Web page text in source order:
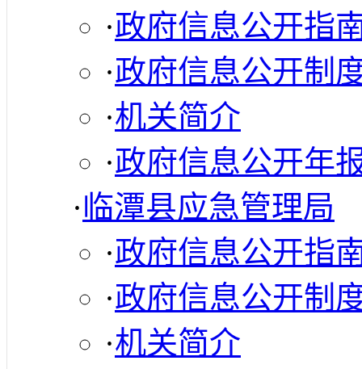
·政府信息公开指
·政府信息公开制
·机关简介
·政府信息公开年
·临潭县应急管理局
·政府信息公开指
·政府信息公开制
·机关简介